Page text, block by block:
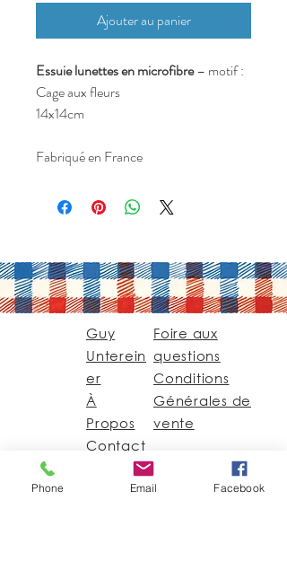
Ajouter au panier
Essuie lunettes en microfibre– motif :
Cage aux fleurs
14x14cm
Fabriqué en France
Guy
Unterein
er
À
Propos
Contact
Foire aux
questions
Conditions
Générales de
vente
Guy@GuyUntereiner.fr
Phone Email Facebook